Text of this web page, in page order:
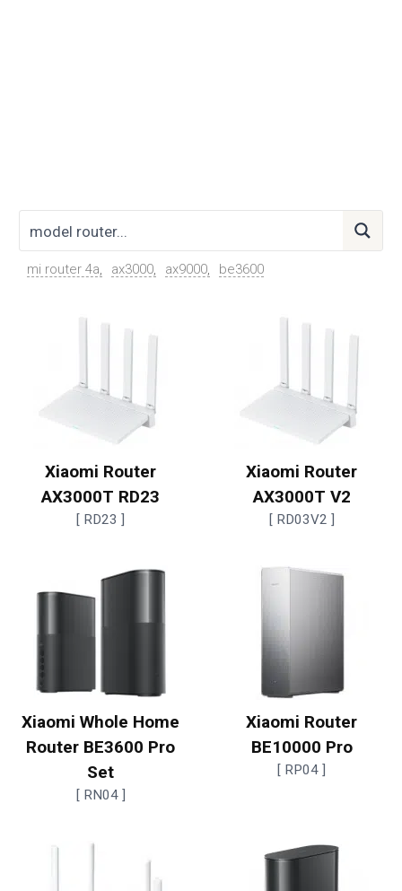
mi router 4a ax3000 ax9000 be3600
Xiaomi Router
AX3000T RD23
[ RD23 ]
Xiaomi Router
AX3000T V2
[ RD03V2 ]
Xiaomi Whole Home
Router BE3600 Pro
Set
[ RN04 ]
Xiaomi Router
BE10000 Pro
[ RP04 ]